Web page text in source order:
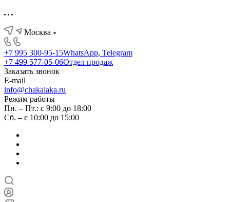
Москва
+7 995 300-95-15WhatsApp, Telegram
+7 499 577-05-06Отдел продаж
Заказать звонок
E-mail
info@chakalaka.ru
Режим работы
Пн. – Пт.: с 9:00 до 18:00
Сб. – с 10:00 до 15:00